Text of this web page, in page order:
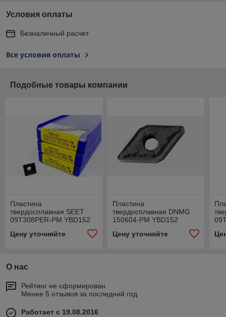
Условия оплаты
Безналичный расчет
Все условия оплаты
Подобные товары компании
Пластина
твердосплавная SEET
09T308PER-PM YBD152
Цену уточняйте
Пластина
твердосплавная DNMG
150604-PM YBD152
Цену уточняйте
О нас
Рейтинг не сформирован
Менее 5 отзывов за последний год
Работает с 19.08.2016